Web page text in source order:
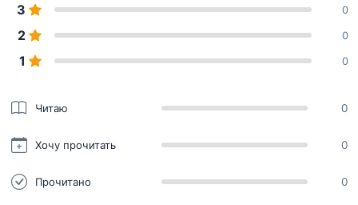
3 0
2 0
1 0
Читаю 0
Хочу прочитать 0
Прочитано 0